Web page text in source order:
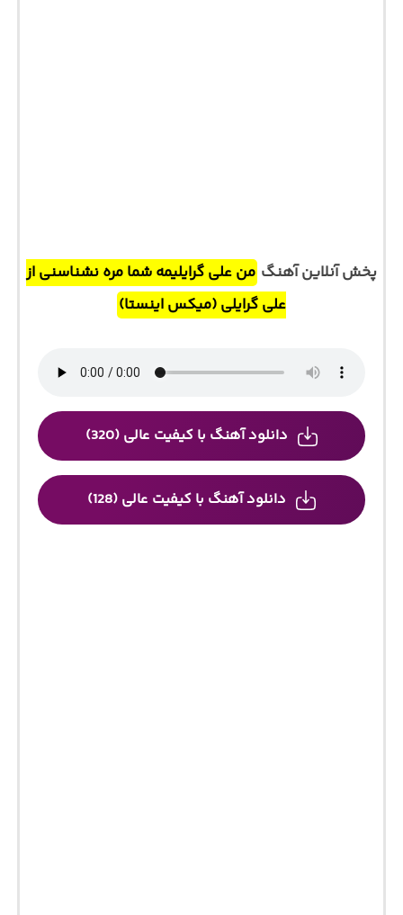
پخش آنلاین آهنگ من علی گرایلیمه شما مره نشناسنی از
علی گرایلی (میکس اینستا)
دانلود آهنگ با کیفیت عالی (320)
دانلود آهنگ با کیفیت عالی (128)